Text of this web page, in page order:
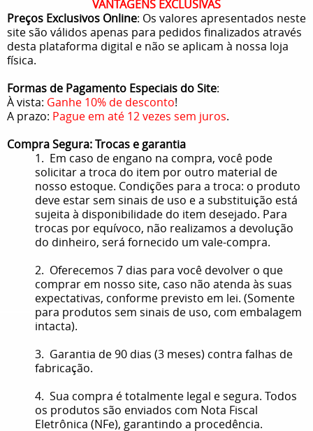
VANTAGENS EXCLUSIVAS
Preços Exclusivos Online: Os valores apresentados neste
site são válidos apenas para pedidos finalizados através
desta plataforma digital e não se aplicam à nossa loja
física.
Formas de Pagamento Especiais do Site:
À vista: Ganhe 10% de desconto!
A prazo: Pague em até 12 vezes sem juros.
Compra Segura: Trocas e garantia
1. Em caso de engano na compra, você pode
solicitar a troca do item por outro material de
nosso estoque. Condições para a troca: o produto
deve estar sem sinais de uso e a substituição está
sujeita à disponibilidade do item desejado. Para
trocas por equívoco, não realizamos a devolução
do dinheiro, será fornecido um vale-compra.
2. Oferecemos 7 dias para você devolver o que
comprar em nosso site, caso não atenda às suas
expectativas, conforme previsto em lei. (Somente
para produtos sem sinais de uso, com embalagem
intacta).
3. Garantia de 90 dias (3 meses) contra falhas de
fabricação.
4. Sua compra é totalmente legal e segura. Todos
os produtos são enviados com Nota Fiscal
Eletrônica (NFe), garantindo a procedência.